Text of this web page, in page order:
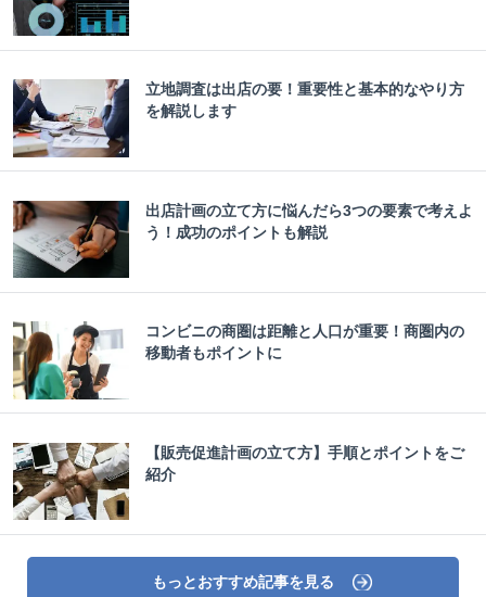
立地調査は出店の要！重要性と基本的なやり方
を解説します
出店計画の立て方に悩んだら3つの要素で考えよ
う！成功のポイントも解説
コンビニの商圏は距離と人口が重要！商圏内の
移動者もポイントに
【販売促進計画の立て方】手順とポイントをご
紹介
もっとおすすめ記事を見る